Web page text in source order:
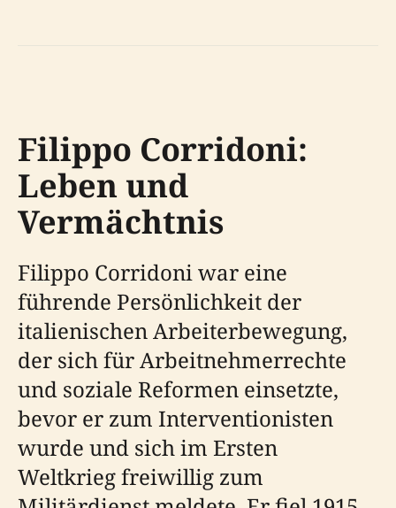
Filippo Corridoni:
Leben und
Vermächtnis
Filippo Corridoni war eine
führende Persönlichkeit der
italienischen Arbeiterbewegung,
der sich für Arbeitnehmerrechte
und soziale Reformen einsetzte,
bevor er zum Interventionisten
wurde und sich im Ersten
Weltkrieg freiwillig zum